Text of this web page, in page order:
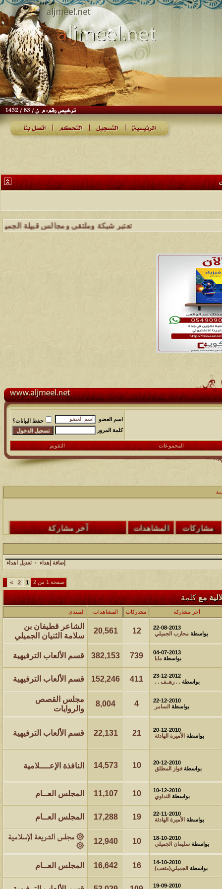
تعتبر شبكة وملتقى ومجالس قبيلة الجميل
اسم العضو
حفظ البيانات؟
كلمة المرور
المجموعات التقويم
مشاركات المشاهدات آخر مشاركة
48
498842 آخر رد:محمد الخضيري
مشاركات المشاهدات آخر مشاركة
17
231831 آخر رد:محمد الخضيري
مشاركات المشاهدات
آخر مشاركة
177598 آخر رد:محمد الخضيري
المشاهدات
آخر مشاركة
97445
مشاركات المشاهدات
آخر مشاركة
212812 آخر رد:محمد الخضيري
مشاركات المشاهدات
آخر مشاركة
1417
1461752 آخر رد:محمد الخضيري
1324
641169 آخر رد:احمد جابر
المشاهدات
آخر مشاركة
408
276498 آخر رد:خلف المهدي
مشاركات المشاهدات
آخر مشاركة
17
96128 آخر رد:ابن صلفيق
المشاهدات آخر مشاركة
100327 الميآسية
إضافة إهداء - تعديل اهداء
صفحة 1 من 2 1
2
>
معكلمة
آخر مشاركة مشاركات المشاهدات المنتدى
22-08-2013
بواسطة محارب الجميلي 12
20,561
الشاعر قطيفان بن
سلامة الثنيان الجميلي
04-07-2013
بواسطة مايا 739
382,153 قسم الألعاب الترفيهية
23-12-2012
بواسطة . . رهــف . . 411
152,246 قسم الألعاب الترفيهية
22-12-2010
بواسطة السامر 4
8,004
مجلس القصص
والروايات
20-12-2010
بواسطة الأميرة الهادئة 21
22,131 قسم الألعاب الترفيهية
20-12-2010
بواسطة فواز المطلق 10
14,573 النافذة الإعــــلامية
10-12-2010
بواسطة النداوي 10
11,107 المجلس العــام
22-11-2010
بواسطة الأميرة الهادئة 19
17,288 المجلس العــام
18-10-2010
بواسطة سليمان الجميلي 10
12,940
۞ مجلس الشريعة الإسلامية
۞
14-10-2010
بواسطة الجميلي(متعب) 16
16,642 المجلس العــام
19-09-2010